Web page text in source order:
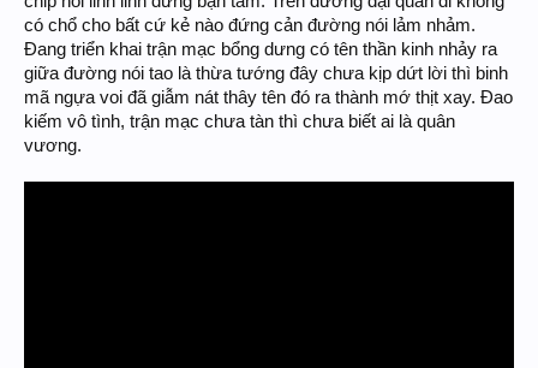
có chổ cho bất cứ kẻ nào đứng cản đường nói lảm nhảm.
Đang triển khai trận mạc bổng dưng có tên thần kinh nhảy ra
giữa đường nói tao là thừa tướng đây chưa kịp dứt lời thì binh
mã ngựa voi đã giẫm nát thây tên đó ra thành mớ thịt xay. Đao
kiếm vô tình, trận mạc chưa tàn thì chưa biết ai là quân
vương.